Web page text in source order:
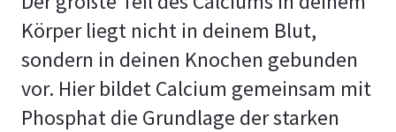
Körper liegt nicht in deinem Blut,
sondern in deinen Knochen gebunden
vor. Hier bildet Calcium gemeinsam mit
Phosphat die Grundlage der starken